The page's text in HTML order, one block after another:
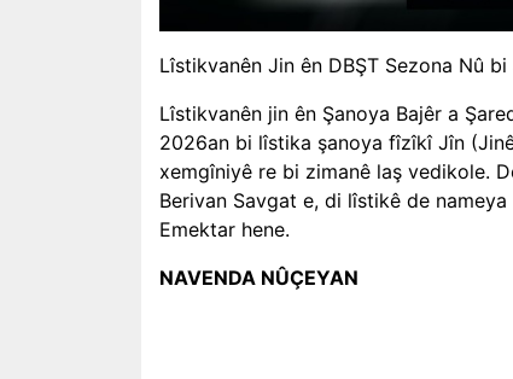
Lîstikvanên Jin ên DBŞT Sezona Nû
Lîstikvanên jin ên Şanoya Bajêr a
2026an bi lîstika şanoya fîzîkî Jîn
xemgîniyê re bi zimanê laş vedikole.
Berivan Savgat e, di lîstikê de
Emektar hene.
NAVENDA NÛÇEYAN